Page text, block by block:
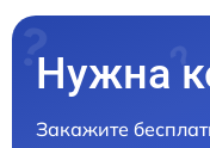
Нужна
Закажите